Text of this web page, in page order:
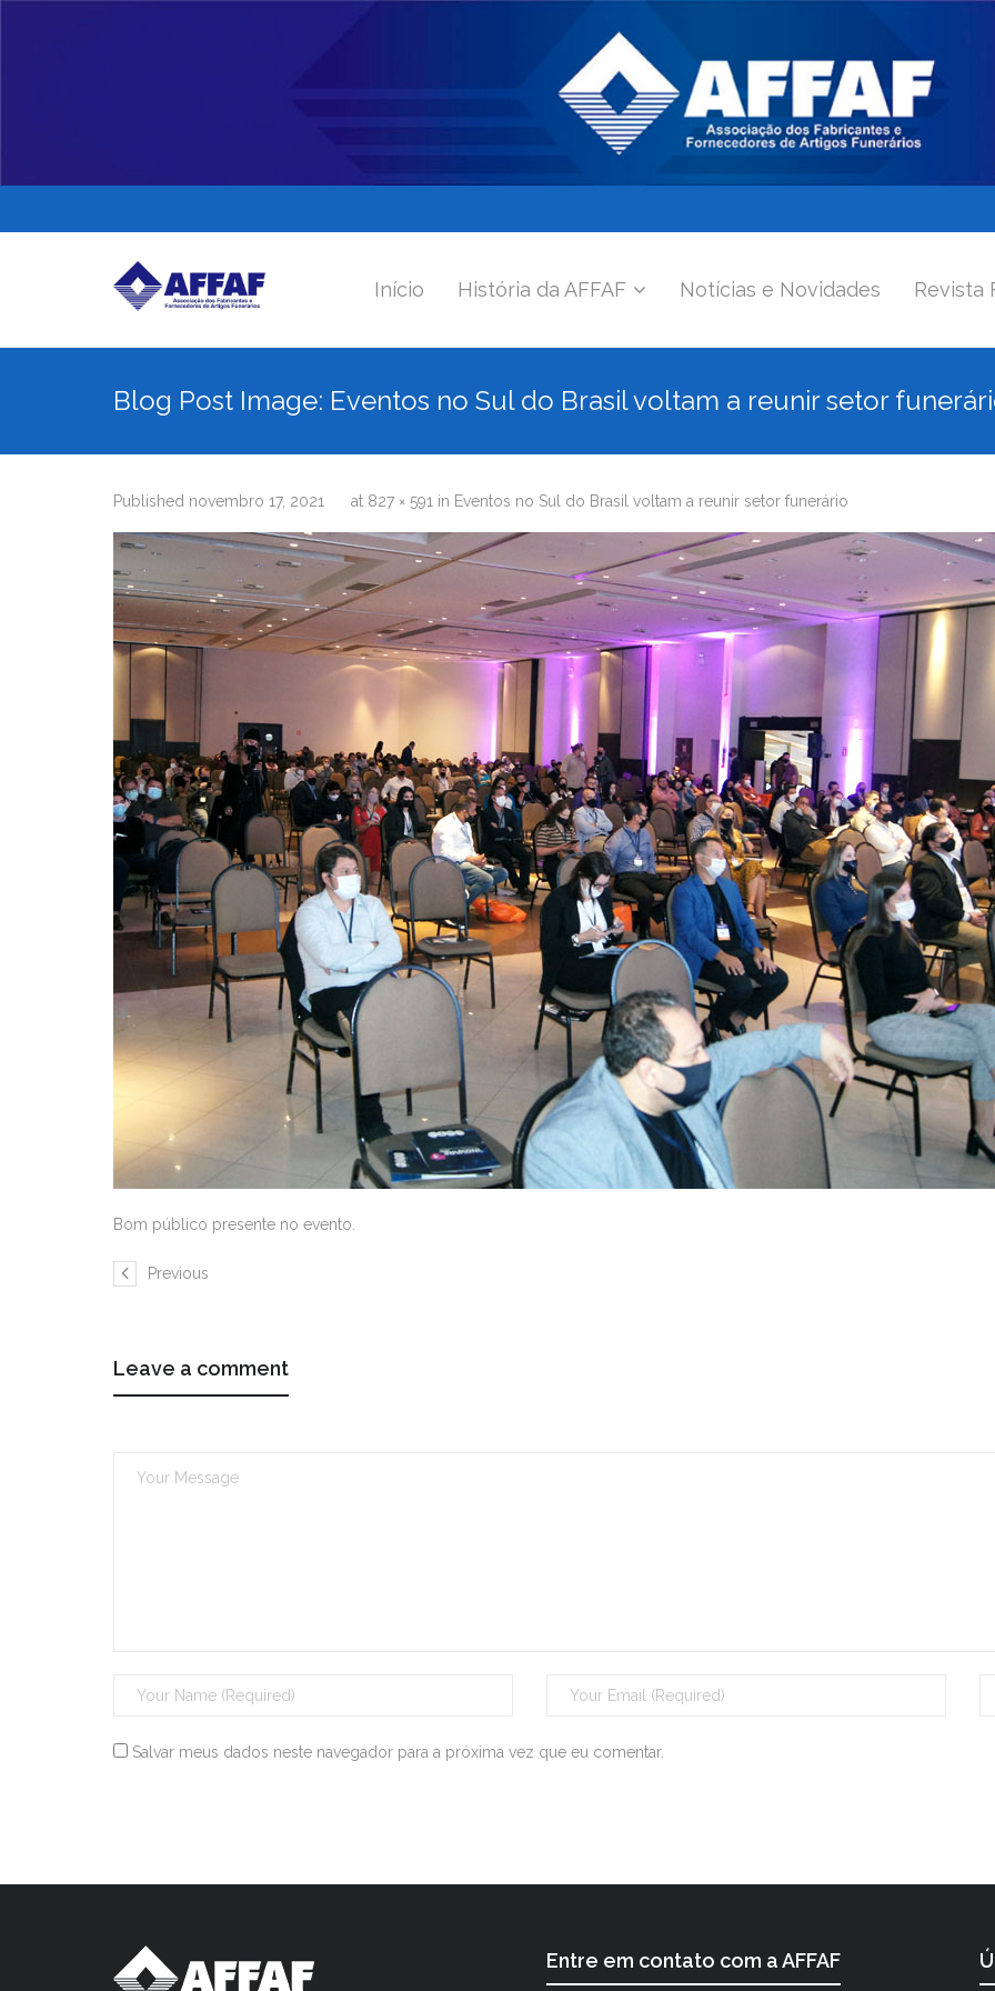
Início História da AFFAF Notícias e Novidades Revista
Blog Post Image: Eventos no Sul do Brasil voltam a reunir setor
Published novembro 17, 2021 at 827 × 591 in Eventos no Sul do Brasil voltam a reunir setor funerário
Bom público presente no evento.
Previous
Leave a comment
Salvar meus dados neste navegador para a próxima vez que eu comentar.
Entre em contato com a AFFAF